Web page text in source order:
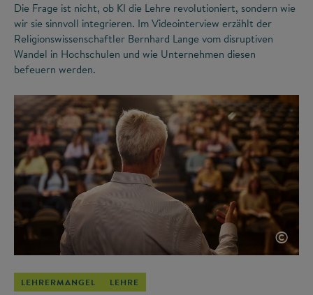
Die Frage ist nicht, ob KI die Lehre revolutioniert, sondern wie
wir sie sinnvoll integrieren. Im Videointerview erzählt der
Religionswissenschaftler Bernhard Lange vom disruptiven
Wandel in Hochschulen und wie Unternehmen diesen
befeuern werden.
©
LEHRERMANGEL LEHRE